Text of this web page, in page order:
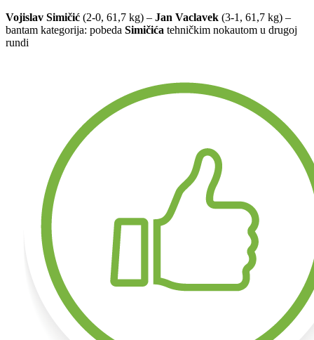
Vojislav Simičić (2-0, 61,7 kg) – Jan Vaclavek (3-1, 61,7 kg) –
bantam kategorija: pobeda Simičića tehničkim nokautom u drugoj
rundi